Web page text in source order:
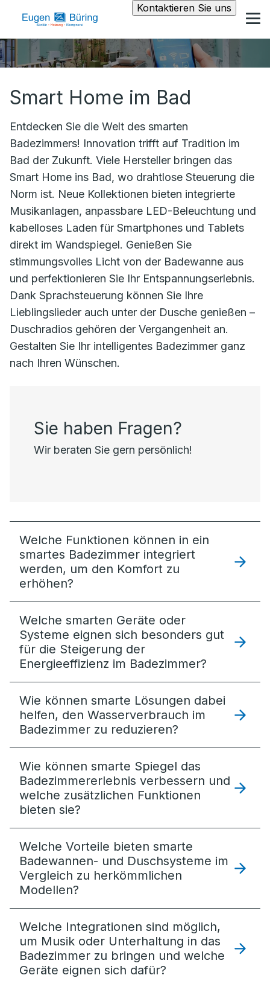
Kontaktieren Sie uns
Smart Home im Bad
Entdecken Sie die Welt des smarten
Badezimmers! Innovation trifft auf Tradition im
Bad der Zukunft. Viele Hersteller bringen das
Smart Home ins Bad, wo drahtlose Steuerung die
Norm ist. Neue Kollektionen bieten integrierte
Musikanlagen, anpassbare LED-Beleuchtung und
kabelloses Laden für Smartphones und Tablets
direkt im Wandspiegel. Genießen Sie
stimmungsvolles Licht von der Badewanne aus
und perfektionieren Sie Ihr Entspannungserlebnis.
Dank Sprachsteuerung können Sie Ihre
Lieblingslieder auch unter der Dusche genießen –
Duschradios gehören der Vergangenheit an.
Gestalten Sie Ihr intelligentes Badezimmer ganz
nach Ihren Wünschen.
Sie haben Fragen?
Wir beraten Sie gern persönlich!
Welche Funktionen können in ein
smartes Badezimmer integriert
werden, um den Komfort zu
erhöhen?
Welche smarten Geräte oder
Systeme eignen sich besonders gut
für die Steigerung der
Energieeffizienz im Badezimmer?
Wie können smarte Lösungen dabei
helfen, den Wasserverbrauch im
Badezimmer zu reduzieren?
Wie können smarte Spiegel das
Badezimmererlebnis verbessern und
welche zusätzlichen Funktionen
bieten sie?
Welche Vorteile bieten smarte
Badewannen- und Duschsysteme im
Vergleich zu herkömmlichen
Modellen?
Welche Integrationen sind möglich,
um Musik oder Unterhaltung in das
Badezimmer zu bringen und welche
Geräte eignen sich dafür?